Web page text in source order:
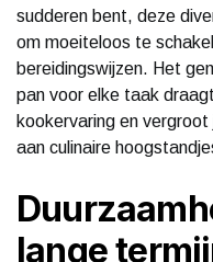
sudderen bent, deze
om moeiteloos te
bereidingswijzen. Het
pan voor elke taak
kookervaring en
aan culinaire
lange